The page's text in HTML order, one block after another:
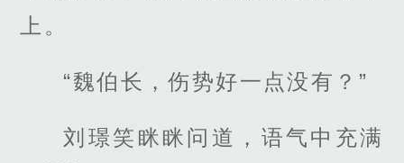
上。
“魏伯长，伤势好一点没有？”
刘璟笑眯眯问道，语气中充满